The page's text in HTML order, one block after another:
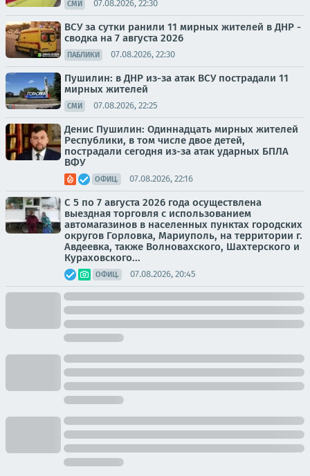
СМИ 07.08.2026, 22:30
ВСУ за сутки ранили 11 мирных жителей в ДНР -
сводка на 7 августа 2026
ПАБЛИКИ 07.08.2026, 22:30
Пушилин: в ДНР из-за атак ВСУ пострадали 11
мирных жителей
СМИ 07.08.2026, 22:25
Денис Пушилин: Одиннадцать мирных жителей
Республики, в том числе двое детей,
пострадали сегодня из-за атак ударных БПЛА
ВФУ
ОФИЦ. 07.08.2026, 22:16
С 5 по 7 августа 2026 года осуществлена
выездная торговля с использованием
автомагазинов в населенных пунктах городских
округов Горловка, Мариуполь, на территории г.
Авдеевка, также Волновахского, Шахтерского и
Кураховского...
ОФИЦ. 07.08.2026, 20:45